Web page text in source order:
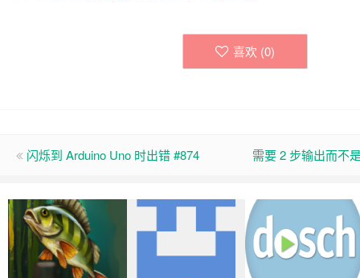
喜欢 (0)
闪烁到 Arduino Uno 时出错 #874 需要 2 步输出而不